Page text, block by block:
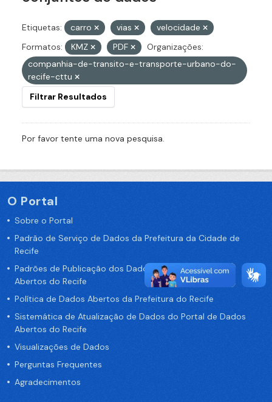
Etiquetas: carro vias
velocidade
Formatos:
KMZ PDF
Organizações:
companhia-de-transito-e-transporte-urbano-do-
recife-cttu
Filtrar Resultados
Por favor tente uma nova pesquisa.
O Portal
Sobre o Portal
Padrão de Serviço de Dados da Prefeitura da Cidade de
Recife
Padrões de Publicação dos Dados no Portal de Dados
Abertos do Recife
Política de Dados Abertos da Prefeitura do Recife
Sistemática de Atualização de Dados do Portal de Dados
Abertos do Recife
Visualizações de Dados
Perguntas Frequentes
Agradecimentos